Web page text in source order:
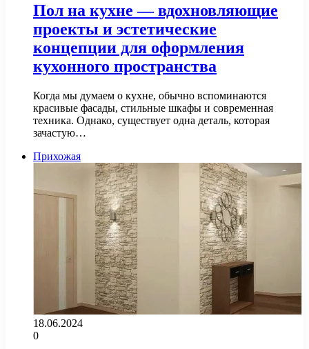
Пол на кухне — вдохновляющие
проекты и эстетические
концепции для оформления
кухонного пространства
Когда мы думаем о кухне, обычно вспоминаются
красивые фасады, стильные шкафы и современная
техника. Однако, существует одна деталь, которая
зачастую…
Прихожая
18.06.2024
0